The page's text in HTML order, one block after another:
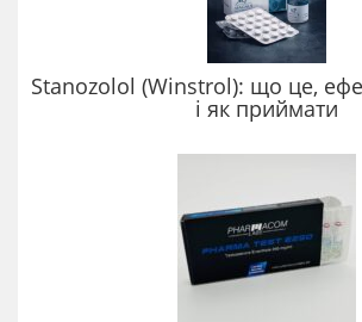
Stanozolol (Winstrol): що це,
і як приймати